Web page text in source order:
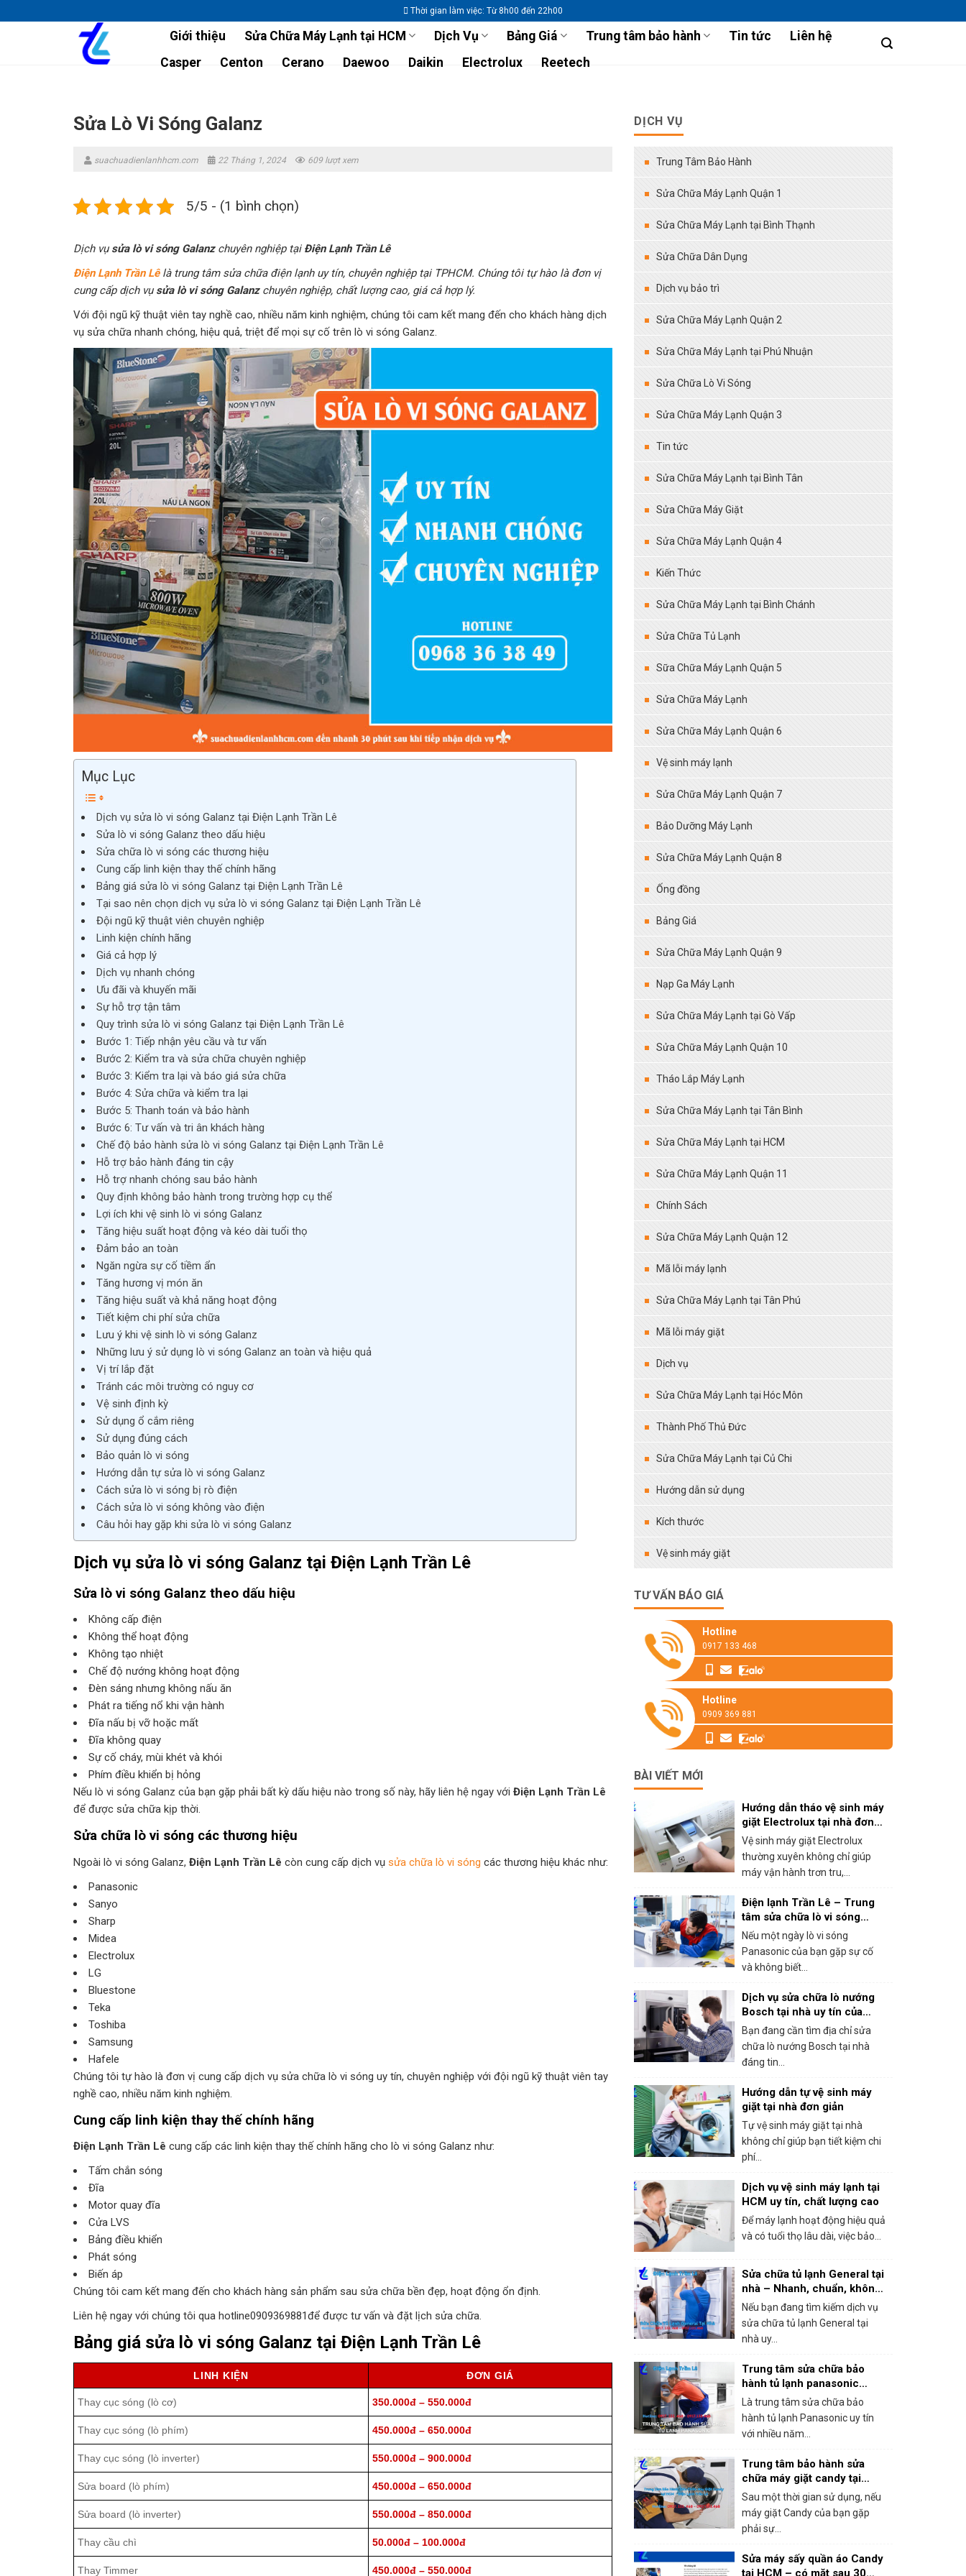
to
Thời gian làm việc: Từ 8h00 đến 22h00
Giới thiệu Sửa Chữa Máy Lạnh tại HCM Dịch Vụ Bảng Giá Trung tâm bảo hành Tin tức
Liên hệ
Casper
Centon Cerano Daewoo Daikin Electrolux Reetech
Sửa Lò Vi Sóng Galanz
suachuadienlanhhcm.com 22 Tháng 1, 2024 609 lượt xem
5/5 - (1 bình chọn)
Dịch vụ sửa lò vi sóng Galanzchuyên nghiệp tại Điện Lạnh Trần Lê
Điện Lạnh Trần Lêlà trung tâm sửa chữa điện lạnh uy tín, chuyên nghiệp tại TPHCM. Chúng tôi tự hào là đơn vị
cung cấp dịch vụ sửa lò vi sóng Galanzchuyên nghiệp, chất lượng cao, giá cả hợp lý.
Với đội ngũ kỹ thuật viên tay nghề cao, nhiều năm kinh nghiệm, chúng tôi cam kết mang đến cho khách hàng dịch
vụ sửa chữa nhanh chóng, hiệu quả, triệt để mọi sự cố trên lò vi sóng Galanz.
Mục Lục
Dịch vụ sửa lò vi sóng Galanz tại Điện Lạnh Trần Lê
Sửa lò vi sóng Galanz theo dấu hiệu
Sửa chữa lò vi sóng các thương hiệu
Cung cấp linh kiện thay thế chính hãng
Bảng giá sửa lò vi sóng Galanz tại Điện Lạnh Trần Lê
Tại sao nên chọn dịch vụ sửa lò vi sóng Galanz tại Điện Lạnh Trần Lê
Đội ngũ kỹ thuật viên chuyên nghiệp
Linh kiện chính hãng
Giá cả hợp lý
Dịch vụ nhanh chóng
Ưu đãi và khuyến mãi
Sự hỗ trợ tận tâm
Quy trình sửa lò vi sóng Galanz tại Điện Lạnh Trần Lê
Bước 1: Tiếp nhận yêu cầu và tư vấn
Bước 2: Kiểm tra và sửa chữa chuyên nghiệp
Bước 3: Kiểm tra lại và báo giá sửa chữa
Bước 4: Sửa chữa và kiểm tra lại
Bước 5: Thanh toán và bảo hành
Bước 6: Tư vấn và tri ân khách hàng
Chế độ bảo hành sửa lò vi sóng Galanz tại Điện Lạnh Trần Lê
Hỗ trợ bảo hành đáng tin cậy
Hỗ trợ nhanh chóng sau bảo hành
Quy định không bảo hành trong trường hợp cụ thể
Lợi ích khi vệ sinh lò vi sóng Galanz
Tăng hiệu suất hoạt động và kéo dài tuổi thọ
Đảm bảo an toàn
Ngăn ngừa sự cố tiềm ẩn
Tăng hương vị món ăn
Tăng hiệu suất và khả năng hoạt động
Tiết kiệm chi phí sửa chữa
Lưu ý khi vệ sinh lò vi sóng Galanz
Những lưu ý sử dụng lò vi sóng Galanz an toàn và hiệu quả
Vị trí lắp đặt
Tránh các môi trường có nguy cơ
Vệ sinh định kỳ
Sử dụng ổ cắm riêng
Sử dụng đúng cách
Bảo quản lò vi sóng
Hướng dẫn tự sửa lò vi sóng Galanz
Cách sửa lò vi sóng bị rò điện
Cách sửa lò vi sóng không vào điện
Câu hỏi hay gặp khi sửa lò vi sóng Galanz
Dịch vụ sửa lò vi sóng Galanz tại Điện Lạnh Trần Lê
Sửa lò vi sóng Galanz theo dấu hiệu
Không cấp điện
Không thể hoạt động
Không tạo nhiệt
Chế độ nướng không hoạt động
Đèn sáng nhưng không nấu ăn
Phát ra tiếng nổ khi vận hành
Đĩa nấu bị vỡ hoặc mất
Đĩa không quay
Sự cố cháy, mùi khét và khói
Phím điều khiển bị hỏng
Nếu lò vi sóng Galanz của bạn gặp phải bất kỳ dấu hiệu nào trong số này, hãy liên hệ ngay với Điện Lạnh Trần Lê
để được sửa chữa kịp thời.
Sửa chữa lò vi sóng các thương hiệu
Ngoài lò vi sóng Galanz, Điện Lạnh Trần Lê còn cung cấp dịch vụ sửa chữa lò vi sóng các thương hiệu khác như:
Panasonic
Sanyo
Sharp
Midea
Electrolux
LG
Bluestone
Teka
Toshiba
Samsung
Hafele
Chúng tôi tự hào là đơn vị cung cấp dịch vụ sửa chữa lò vi sóng uy tín, chuyên nghiệp với đội ngũ kỹ thuật viên tay
nghề cao, nhiều năm kinh nghiệm.
Cung cấp linh kiện thay thế chính hãng
Điện Lạnh Trần Lê cung cấp các linh kiện thay thế chính hãng cho lò vi sóng Galanz như:
Tấm chắn sóng
Đĩa
Motor quay đĩa
Cửa LVS
Bảng điều khiển
Phát sóng
Biến áp
Chúng tôi cam kết mang đến cho khách hàng sản phẩm sau sửa chữa bền đẹp, hoạt động ổn định.
Liên hệ ngay với chúng tôi qua hotline0909369881để được tư vấn và đặt lịch sửa chữa.
Bảng giá sửa lò vi sóng Galanz tại Điện Lạnh Trần Lê
LINH KIỆN ĐƠN GIÁ
Thay cục sóng (lò cơ) 350.000đ – 550.000đ
Thay cục sóng (lò phím) 450.000đ – 650.000đ
Thay cục sóng (lò inverter) 550.000đ – 900.000đ
Sửa board (lò phím) 450.000đ – 650.000đ
Sửa board (lò inverter) 550.000đ – 850.000đ
Thay cầu chì 50.000đ – 100.000đ
Thay Timmer 450.000đ – 550.000đ
DỊCH VỤ
Trung Tâm Bảo Hành
Sửa Chữa Máy Lạnh Quận 1
Sửa Chữa Máy Lạnh tại Bình Thạnh
Sửa Chữa Dân Dụng
Dịch vụ bảo trì
Sửa Chữa Máy Lạnh Quận 2
Sửa Chữa Máy Lạnh tại Phú Nhuận
Sửa Chữa Lò Vi Sóng
Sửa Chữa Máy Lạnh Quận 3
Tin tức
Sửa Chữa Máy Lạnh tại Bình Tân
Sửa Chữa Máy Giặt
Sửa Chữa Máy Lạnh Quận 4
Kiến Thức
Sửa Chữa Máy Lạnh tại Bình Chánh
Sửa Chữa Tủ Lạnh
Sữa Chữa Máy Lạnh Quận 5
Sửa Chữa Máy Lạnh
Sửa Chữa Máy Lạnh Quận 6
Vệ sinh máy lạnh
Sửa Chữa Máy Lạnh Quận 7
Bảo Dưỡng Máy Lạnh
Sửa Chữa Máy Lạnh Quận 8
Ống đồng
Bảng Giá
Sửa Chữa Máy Lạnh Quận 9
Nạp Ga Máy Lạnh
Sửa Chữa Máy Lạnh tại Gò Vấp
Sửa Chữa Máy Lạnh Quận 10
Tháo Lắp Máy Lạnh
Sửa Chữa Máy Lạnh tại Tân Bình
Sửa Chữa Máy Lạnh tại HCM
Sửa Chữa Máy Lạnh Quận 11
Chính Sách
Sửa Chữa Máy Lạnh Quận 12
Mã lỗi máy lạnh
Sửa Chữa Máy Lạnh tại Tân Phú
Mã lỗi máy giặt
Dịch vụ
Sửa Chữa Máy Lạnh tại Hóc Môn
Thành Phố Thủ Đức
Sửa Chữa Máy Lạnh tại Củ Chi
Hướng dẫn sử dụng
Kích thước
Vệ sinh máy giặt
TƯ VẤN BÁO GIÁ
Hotline
0917 133 468
Hotline
0909 369 881
BÀI VIẾT MỚI
Hướng dẫn tháo vệ sinh máy
giặt Electrolux tại nhà đơn
giản
Vệ sinh máy giặt Electrolux
thường xuyên không chỉ giúp
máy vận hành trơn tru,...
Điện lạnh Trần Lê – Trung
tâm sửa chữa lò vi sóng
panasonic tại HCM
Nếu một ngày lò vi sóng
Panasonic của bạn gặp sự cố
và không biết...
Dịch vụ sửa chữa lò nướng
Bosch tại nhà uy tín của
trung tâm bảo hành Bosch
tại HCM
Bạn đang cần tìm địa chỉ sửa
chữa lò nướng Bosch tại nhà
đáng tin...
Hướng dẫn tự vệ sinh máy
giặt tại nhà đơn giản
Tự vệ sinh máy giặt tại nhà
không chỉ giúp bạn tiết kiệm chi
phí...
Dịch vụ vệ sinh máy lạnh tại
HCM uy tín, chất lượng cao
Để máy lạnh hoạt động hiệu quả
và có tuổi thọ lâu dài, việc bảo...
Sửa chữa tủ lạnh General tại
nhà – Nhanh, chuẩn, không
chặt chém!
Nếu bạn đang tìm kiếm dịch vụ
sửa chữa tủ lạnh General tại
nhà uy...
Trung tâm sửa chữa bảo
hành tủ lạnh panasonic
khắc phục mọi sự cố trong 1
lần gọi
Là trung tâm sửa chữa bảo
hành tủ lạnh Panasonic uy tín
với nhiều năm...
Trung tâm bảo hành sửa
chữa máy giặt candy tại
HCM – Giá rẻ, bắt lỗi chính
xác 100%
Sau một thời gian sử dụng, nếu
máy giặt Candy của bạn gặp
phải sự...
Sửa máy sấy quần áo Candy
tại HCM – có mặt sau 30